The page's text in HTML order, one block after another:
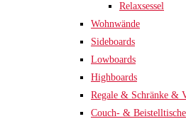
Relaxsessel
Wohnwände
Sideboards
Lowboards
Highboards
Regale & Schränke &
Couch- & Beistelltische